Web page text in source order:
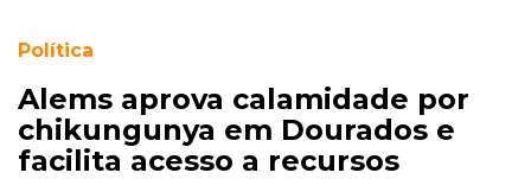
Política
Alems aprova calamidade por
chikungunya em Dourados e
facilita acesso a recursos